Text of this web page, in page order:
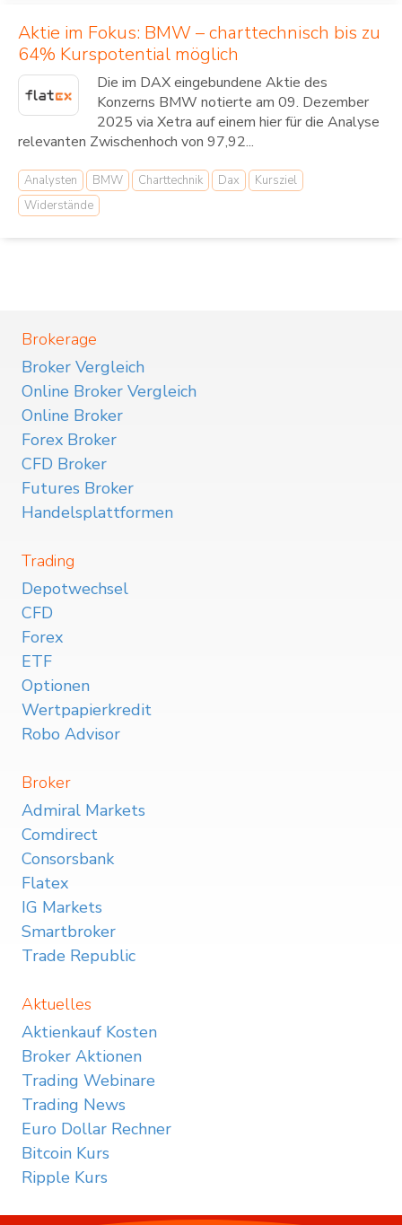
Aktie im Fokus: BMW – charttechnisch bis zu
64% Kurspotential möglich
Die im DAX eingebundene Aktie des
Konzerns BMW notierte am 09. Dezember
2025 via Xetra auf einem hier für die Analyse
relevanten Zwischenhoch von 97,92...
Analysten BMW Charttechnik Dax
Kursziel
Widerstände
Brokerage
Broker Vergleich
Online Broker Vergleich
Online Broker
Forex Broker
CFD Broker
Futures Broker
Handelsplattformen
Trading
Depotwechsel
CFD
Forex
ETF
Optionen
Wertpapierkredit
Robo Advisor
Broker
Admiral Markets
Comdirect
Consorsbank
Flatex
IG Markets
Smartbroker
Trade Republic
Aktuelles
Aktienkauf Kosten
Broker Aktionen
Trading Webinare
Trading News
Euro Dollar Rechner
Bitcoin Kurs
Ripple Kurs